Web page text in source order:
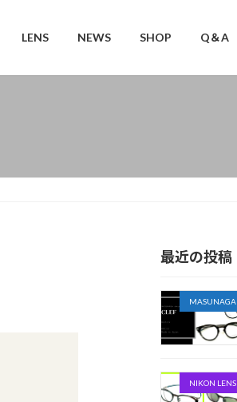
LENS NEWS SHOP Q＆A
最近の投稿
MASUNAGA
NIKON LENS